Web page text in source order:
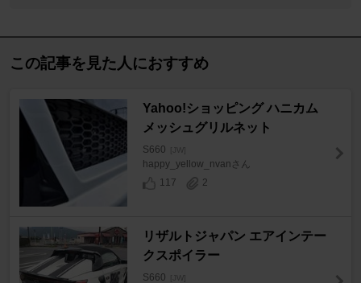
この記事を見た人におすすめ
Yahoo!ショッピング ハニカム
メッシュグリルネット
S660 [JW]
happy_yellow_nvanさん
117
2
リザルトジャパン エアインテー
クスポイラー
S660 [JW]